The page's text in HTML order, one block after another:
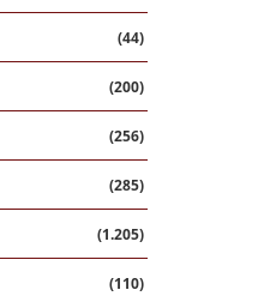
(44)
(200)
(256)
(285)
(1.205)
(110)